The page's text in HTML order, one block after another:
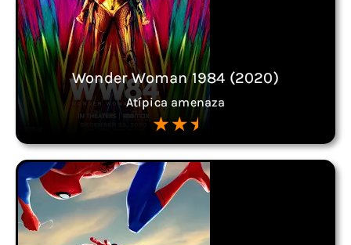
Wonder Woman 1984 (2020)
Atípica amenaza